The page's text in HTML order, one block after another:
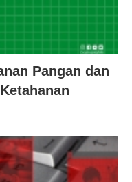
Pangan dan